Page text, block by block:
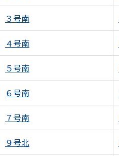
３号南
４号南
５号南
６号南
７号南
９号北